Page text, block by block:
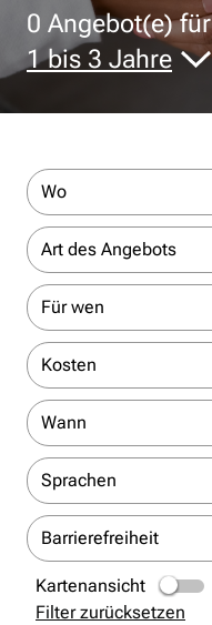
0 Angebot(e)
1 bis 3 Jahre
Wo
Art des Angebots
Für wen
Kosten
Wann
Sprachen
Barrierefreiheit
Kartenansicht
Filter zurücksetzen